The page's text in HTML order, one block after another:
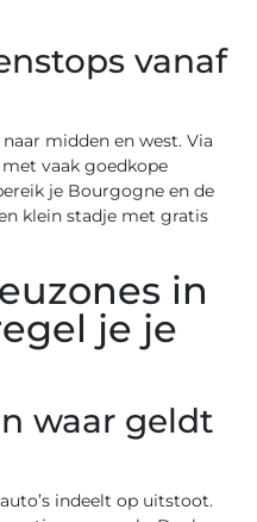
vanaf
midden en west. Via
vaak goedkope
je Bourgogne en de
klein stadje met gratis
in
je je
waar geldt
indeelt op uitstoot.